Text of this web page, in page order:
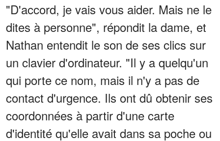
"D'accord, je vais vous aider. Mais ne le
dites à personne", répondit la dame, et
Nathan entendit le son de ses clics sur
un clavier d'ordinateur. "Il y a quelqu'un
qui porte ce nom, mais il n'y a pas de
contact d'urgence. Ils ont dû obtenir ses
coordonnées à partir d'une carte
d'identité qu'elle avait dans sa poche ou